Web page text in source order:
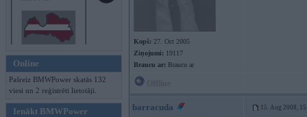
Online
Pašreiz BMWPower skatās 132
viesi un 2 reģistrēti lietotāji.
Ienākt BMWPower
Kopš: 27. Oct 2005
Ziņojumi: 19117
Braucu ar: Braucu ar
barracuda 15. Aug 2008,